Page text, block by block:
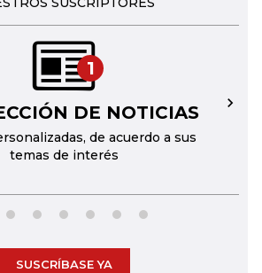
1
DE NOTICIAS
de acuerdo a sus
temas de interés
→
SUSCRÍBASE YA